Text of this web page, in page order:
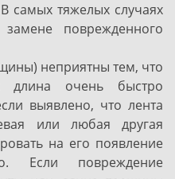
самых тяжелых случаях
поврежденного
неприятны тем, что
очень быстро
выявлено, что лента
или любая другая
на его появление
Если повреждение